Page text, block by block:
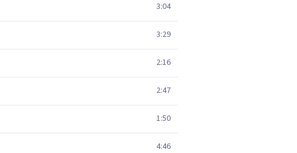
3:04
3:29
2:16
2:47
1:50
4:46